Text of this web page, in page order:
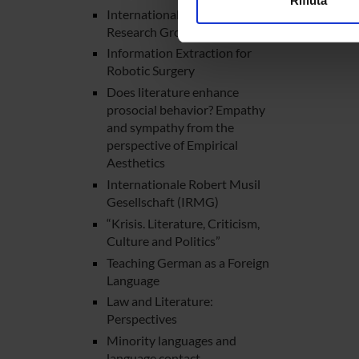
di analisi dei dati web,
International Nietzsche
Research Group
Information Extraction for
Robotic Surgery
Does literature enhance
prosocial behavior? Empathy
and sympathy from the
perspective of Empirical
Aesthetics
Internationale Robert Musil
Gesellschaft (IRMG)
“Krisis. Literature, Criticism,
Culture and Politics”
Teaching German as a Foreign
Language
Law and Literature:
Perspectives
Minority languages and